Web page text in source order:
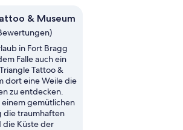
& Museum
in Fort Bragg
Falle auch ein
Tattoo &
dort eine Weile die
zu entdecken.
einem gemütlichen
die traumhaften
die Küste der